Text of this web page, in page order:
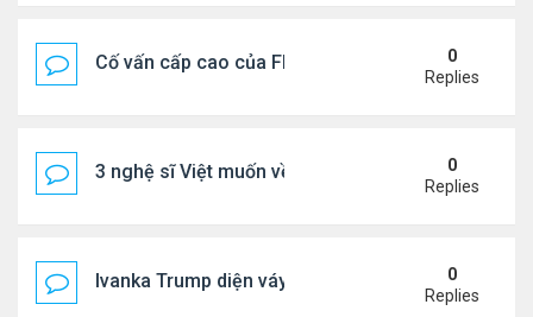
Cố vấn cấp cao của FIFA từ chức để phán đối
0
Replies
3 nghệ sĩ Việt muốn về VN nhưng số phận an bài
0
Replies
Ivanka Trump diện váy hở eo táo bạo, khoe vòng
0
Replies